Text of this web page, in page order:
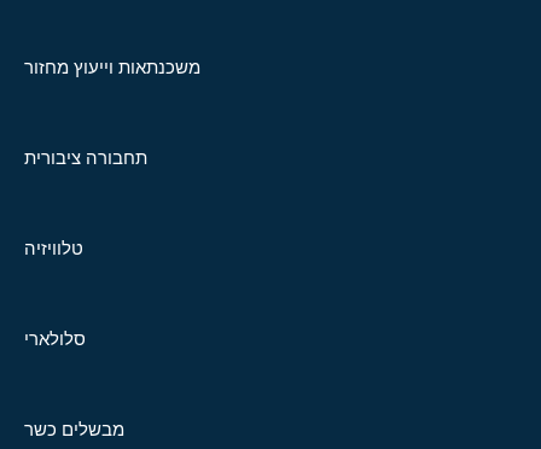
משכנתאות וייעוץ מחזור
תחבורה ציבורית
טלוויזיה
סלולארי
מבשלים כשר